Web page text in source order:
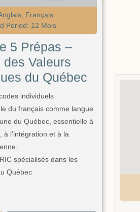
5 Prépas –
des Valeurs
du Québec
individuels
du français comme langue
du Québec, essentielle à
à l’intégration et à la
spécialisés dans les
Québec